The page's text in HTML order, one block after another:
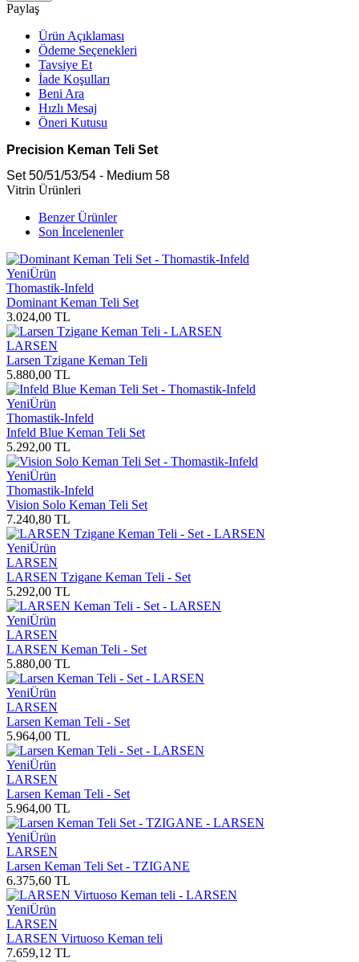
Paylaş
Ürün Açıklaması
Ödeme Seçenekleri
Tavsiye Et
İade Koşulları
Beni Ara
Hızlı Mesaj
Öneri Kutusu
Precision Keman Teli Set
Set 50/51/53/54 - Medium 58
Vitrin Ürünleri
Benzer Ürünler
Son İncelenenler
YeniÜrün
Thomastik-Infeld
Dominant Keman Teli Set
3.024,00 TL
LARSEN
Larsen Tzigane Keman Teli
5.880,00 TL
YeniÜrün
Thomastik-Infeld
Infeld Blue Keman Teli Set
5.292,00 TL
YeniÜrün
Thomastik-Infeld
Vision Solo Keman Teli Set
7.240,80 TL
YeniÜrün
LARSEN
LARSEN Tzigane Keman Teli - Set
5.292,00 TL
YeniÜrün
LARSEN
LARSEN Keman Teli - Set
5.880,00 TL
YeniÜrün
LARSEN
Larsen Keman Teli - Set
5.964,00 TL
YeniÜrün
LARSEN
Larsen Keman Teli - Set
5.964,00 TL
YeniÜrün
LARSEN
Larsen Keman Teli Set - TZIGANE
6.375,60 TL
YeniÜrün
LARSEN
LARSEN Virtuoso Keman teli
7.659,12 TL